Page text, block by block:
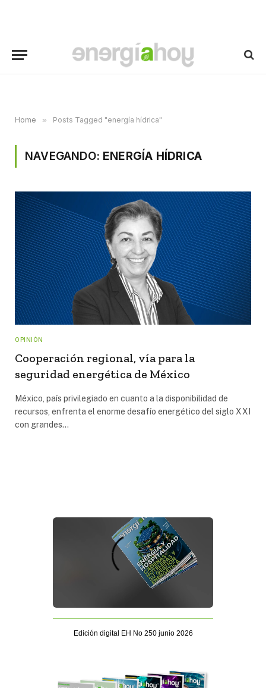
Home » Posts Tagged "energía hídrica"
NAVEGANDO: ENERGÍA HÍDRICA
OPINIÓN
Cooperación regional, vía para la
seguridad energética de México
México, país privilegiado en cuanto a la disponibilidad de
recursos, enfrenta el enorme desafío energético del siglo XXI
con grandes…
Edición digital EH No 250 junio 2026